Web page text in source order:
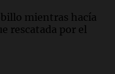
mientras hacía
rescatada por el